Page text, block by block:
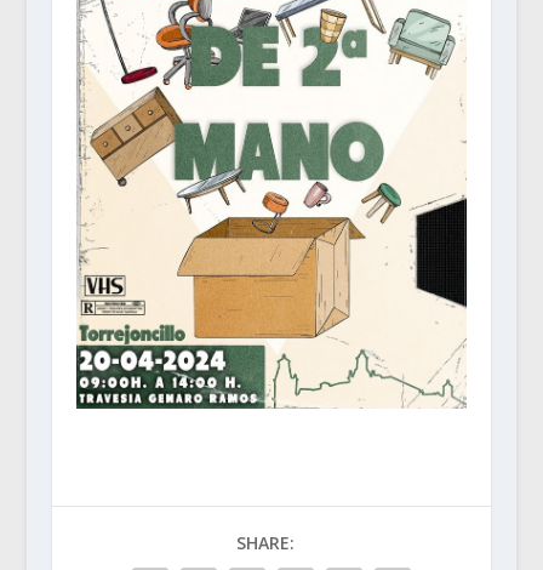
SHARE: